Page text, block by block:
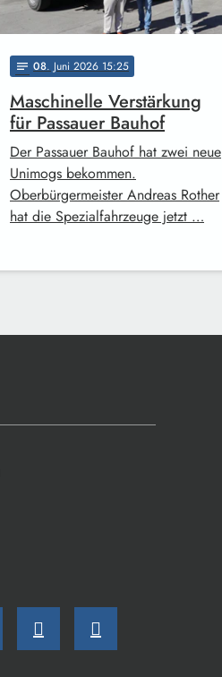
notes 08. Juni 2026 15:25
Maschinelle Verstärkung
für Passauer Bauhof
Der Passauer Bauhof hat zwei neue
Unimogs bekommen.
Oberbürgermeister Andreas Rother
hat die Spezialfahrzeuge jetzt …